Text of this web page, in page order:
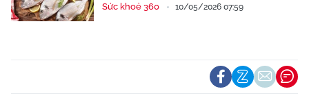
Sức khoẻ 360 10/05/2026 07:59